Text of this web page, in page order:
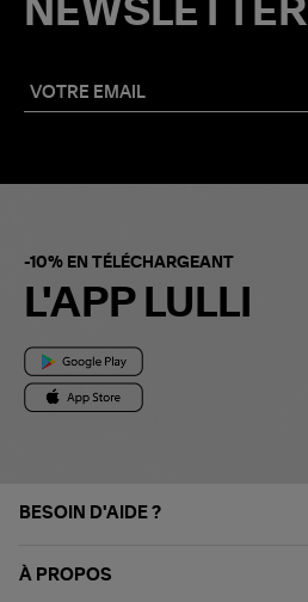
NEWSLETTER
-10% EN TÉLÉCHARGEANT
L'APP LULLI
BESOIN D'AIDE ?
À PROPOS